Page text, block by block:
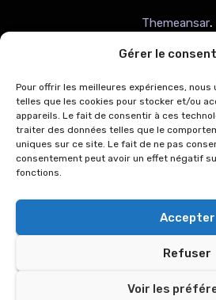
Gérer le
Pour offrir les meilleures expériences,
telles que les cookies pour stocker et/ou
appareils. Le fait de consentir à ces
traiter des données telles que le
uniques sur ce site. Le fait de ne pas
consentement peut avoir un effet négatif
fonctions.
Accepter
Refuser
Voir les
Themeansar.